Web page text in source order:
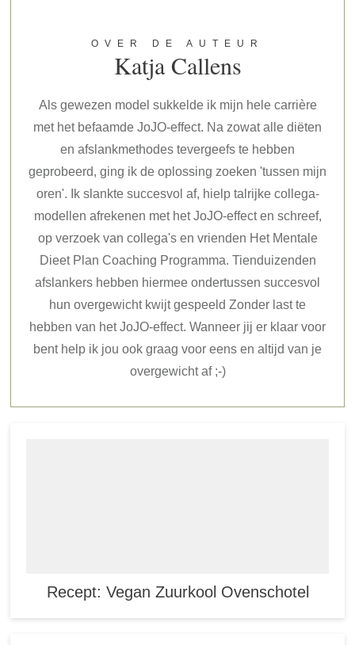
OVER DE AUTEUR
Katja Callens
Als gewezen model sukkelde ik mijn hele carrière
met het befaamde JoJO-effect. Na zowat alle diëten
en afslankmethodes tevergeefs te hebben
geprobeerd, ging ik de oplossing zoeken 'tussen mijn
oren'. Ik slankte succesvol af, hielp talrijke collega-
modellen afrekenen met het JoJO-effect en schreef,
op verzoek van collega's en vrienden Het Mentale
Dieet Plan Coaching Programma. Tienduizenden
afslankers hebben hiermee ondertussen succesvol
hun overgewicht kwijt gespeeld Zonder last te
hebben van het JoJO-effect. Wanneer jij er klaar voor
bent help ik jou ook graag voor eens en altijd van je
overgewicht af ;-)
Recept: Vegan Zuurkool Ovenschotel